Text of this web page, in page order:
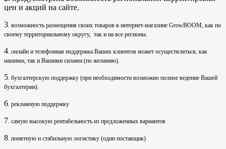
цен и акций на сайте.
3. возможность размещения своих товаров в интернет-магазине GrowBOOM, как по
своему территориальному округу, так и на все регионы.
4. онлайн и телефонная поддержка Ваших клиентов может осуществляться, как
нашими, так и Вашими силами (по желанию).
5. бухгалтерскую поддержку (при необходимости возможно полное ведение Вашей
бухгалтерии).
6. рекламную поддержку
7. самую высокую рентабельность из предложенных вариантов
8. понятную и стабильную логистику (один поставщик)